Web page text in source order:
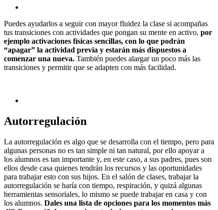
Puedes ayudarlos a seguir con mayor fluidez la clase si acompañas
tus transiciones con actividades que pongan su mente en activo, por
ejemplo activaciones físicas sencillas, con lo que podrán
“apagar” la actividad previa y estarán más dispuestos a
comenzar una nueva. También puedes alargar un poco más las
transiciones y permitir que se adapten con más facilidad.
Autorregulación
La autorregulación es algo que se desarrolla con el tiempo, pero para
algunas personas no es tan simple ni tan natural, por ello apoyar a
los alumnos es tan importante y, en este caso, a sus padres, pues son
ellos desde casa quienes tendrán los recursos y las oportunidades
para trabajar esto con sus hijos. En el salón de clases, trabajar la
autorregulación se haría con tiempo, respiración, y quizá algunas
herramientas sensoriales, lo mismo se puede trabajar en casa y con
los alumnos. Dales una lista de opciones para los momentos más